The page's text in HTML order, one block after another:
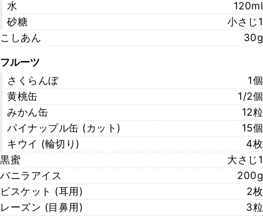
水
120ml
砂糖
小さじ1
こしあん
30g
フルーツ
さくらんぼ
1個
黄桃缶
1/2個
みかん缶
12粒
パイナップル缶 (カット)
15個
キウイ (輪切り)
4枚
黒蜜
大さじ1
バニラアイス
200g
ビスケット (耳用)
2枚
レーズン (目鼻用)
3粒